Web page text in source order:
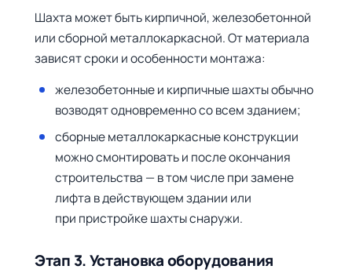
Шахта может быть кирпичной, железобетонной
или сборной металлокаркасной. От материала
зависят сроки и особенности монтажа:
железобетонные и кирпичные шахты обычно
возводят одновременно со всем зданием;
сборные металлокаркасные конструкции
можно смонтировать и после окончания
строительства — в том числе при замене
лифта в действующем здании или
при пристройке шахты снаружи.
Этап 3. Установка оборудования